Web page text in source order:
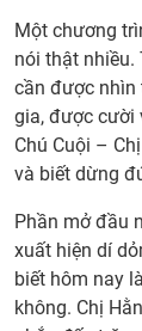
Một chương
nói thật nhiều.
cần được nhìn
gia, được cười
Chú Cuội –
và biết dừng
Phần mở đầu
xuất hiện dí
biết hôm nay
không. Chị